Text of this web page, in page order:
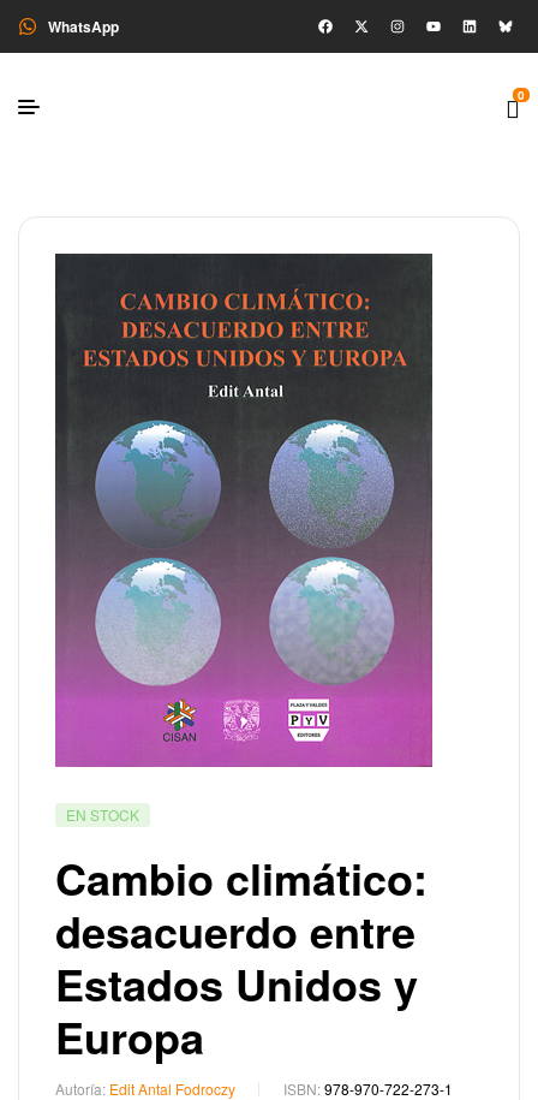
WhatsApp
0
EN STOCK
Cambio climático:
desacuerdo entre
Estados Unidos y
Europa
Autoría: Edit Antal Fodroczy ISBN:978-970-722-273-1